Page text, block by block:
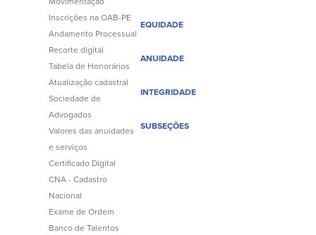
Inscrições na OAB-PE
Andamento Processual
Recorte digital
Tabela de Honorários
Atualização cadastral
Sociedade de
Advogados
Valores das anuidades
e serviços
Certificado Digital
CNA - Cadastro
Nacional
Exame de Ordem
Banco de Talentos
EQUIDADE
ANUIDADE
INTEGRIDADE
SUBSEÇÕES